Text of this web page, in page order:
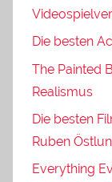
Die besten
The Painted
Realismus
Die besten
Ruben
Everything